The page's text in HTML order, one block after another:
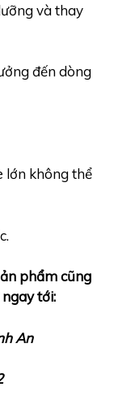
và thay
đến dòng
lớn không thể
phẩm cũng
tới:
An